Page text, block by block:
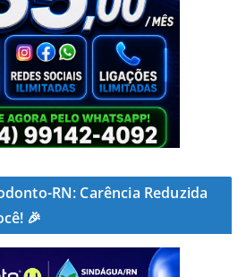
RN: Carência Reduzida
🎉